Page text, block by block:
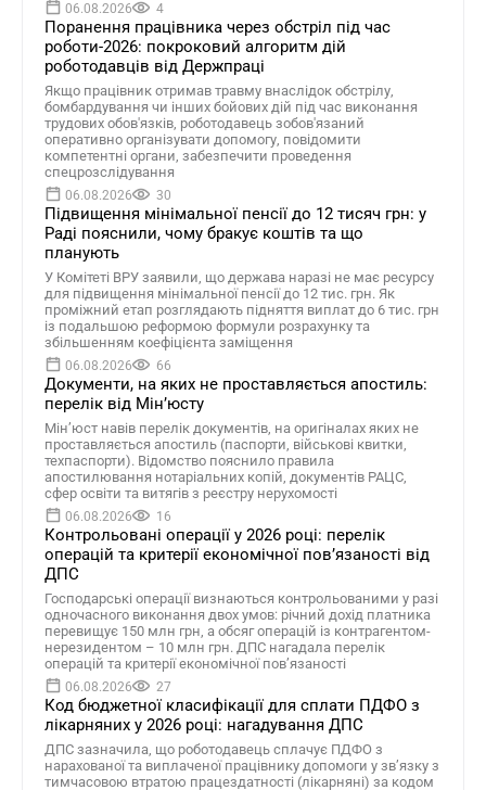
06.08.2026 4
Поранення працівника через обстріл під час
роботи-2026: покроковий алгоритм дій
роботодавців від Держпраці
Якщо працівник отримав травму внаслідок обстрілу,
бомбардування чи інших бойових дій під час виконання
трудових обов'язків, роботодавець зобов'язаний
оперативно організувати допомогу, повідомити
компетентні органи, забезпечити проведення
спецрозслідування
06.08.2026 30
Підвищення мінімальної пенсії до 12 тисяч грн: у
Раді пояснили, чому бракує коштів та що
планують
У Комітеті ВРУ заявили, що держава наразі не має ресурсу
для підвищення мінімальної пенсії до 12 тис. грн. Як
проміжний етап розглядають підняття виплат до 6 тис. грн
із подальшою реформою формули розрахунку та
збільшенням коефіцієнта заміщення
06.08.2026 66
Документи, на яких не проставляється апостиль:
перелік від Мін’юсту
Мін’юст навів перелік документів, на оригіналах яких не
проставляється апостиль (паспорти, військові квитки,
техпаспорти). Відомство пояснило правила
апостилювання нотаріальних копій, документів РАЦС,
сфер освіти та витягів з реєстру нерухомості
06.08.2026 16
Контрольовані операції у 2026 році: перелік
операцій та критерії економічної пов’язаності від
ДПС
Господарські операції визнаються контрольованими у разі
одночасного виконання двох умов: річний дохід платника
перевищує 150 млн грн, а обсяг операцій із контрагентом-
нерезидентом – 10 млн грн. ДПС нагадала перелік
операцій та критерії економічної пов’язаності
06.08.2026 27
Код бюджетної класифікації для сплати ПДФО з
лікарняних у 2026 році: нагадування ДПС
ДПС зазначила, що роботодавець сплачує ПДФО з
нарахованої та виплаченої працівнику допомоги у зв’язку з
тимчасовою втратою працездатності (лікарняні) за кодом